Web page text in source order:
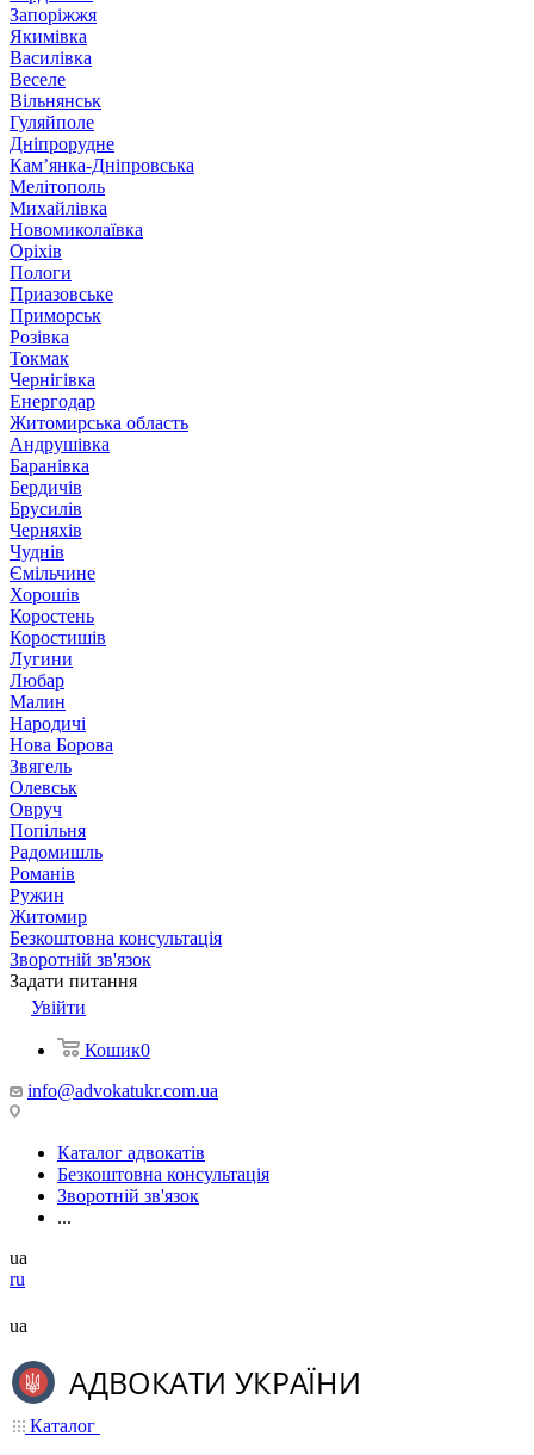
Запоріжжя
Якимівка
Василівка
Веселе
Вільнянськ
Гуляйполе
Дніпрорудне
Кам’янка-Дніпровська
Мелітополь
Михайлівка
Новомиколаївка
Оріхів
Пологи
Приазовське
Приморськ
Розівка
Токмак
Чернігівка
Енергодар
Житомирська область
Андрушівка
Баранівка
Бердичів
Брусилів
Черняхів
Чуднів
Ємільчине
Хорошів
Коростень
Коростишів
Лугини
Любар
Малин
Народичі
Нова Борова
Звягель
Олевськ
Овруч
Попільня
Радомишль
Романів
Ружин
Житомир
Безкоштовна консультація
Зворотній зв'язок
Задати питання
Увійти
Кошик0
info@advokatukr.com.ua
Каталог адвокатів
Безкоштовна консультація
Зворотній зв'язок
...
ua
ru
ua
Каталог